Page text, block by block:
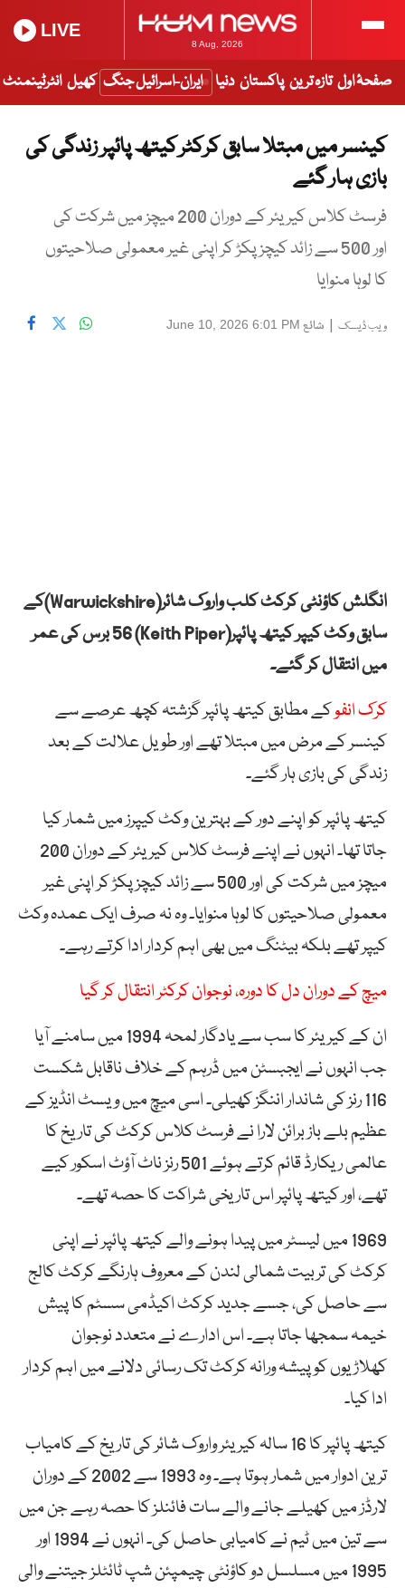
8 Aug, 2026
LIVE
صفحۂ اول تازہ ترین پاکستان دنیا ایران-اسرائیل جنگ کھیل انٹرٹینمنٹ
کینسر میں مبتلا سابق کرکٹر کیتھ پائپر زندگی کی
بازی ہار گئے
فرسٹ کلاس کیریئر کے دوران 200 میچز میں شرکت کی
اور 500 سے زائد کیچز پکڑ کر اپنی غیر معمولی صلاحیتوں
کا لوہا منوایا
ویب ڈیسک | شائع June 10, 2026 6:01 PM
انگلش کاؤنٹی کرکٹ کلب واروک شائر(Warwickshire)کے
سابق وکٹ کیپر کیتھ پائپر(Keith Piper) 56 برس کی عمر
میں انتقال کر گئے۔
کرک انفوکے مطابق کیتھ پائپر گزشتہ کچھ عرصے سے
کینسر کے مرض میں مبتلا تھے اور طویل علالت کے بعد
زندگی کی بازی ہار گئے۔
کیتھ پائپر کو اپنے دور کے بہترین وکٹ کیپرز میں شمار کیا
جاتا تھا۔ انہوں نے اپنے فرسٹ کلاس کیریئر کے دوران 200
میچز میں شرکت کی اور 500 سے زائد کیچز پکڑ کر اپنی غیر
معمولی صلاحیتوں کا لوہا منوایا۔ وہ نہ صرف ایک عمدہ وکٹ
کیپر تھے بلکہ بیٹنگ میں بھی اہم کردار ادا کرتے رہے۔
میچ کے دوران دل کا دورہ، نوجوان کرکٹر انتقال کر گیا
ان کے کیریئر کا سب سے یادگار لمحہ 1994 میں سامنے آیا
جب انہوں نے ایجبسٹن میں ڈرہم کے خلاف ناقابل شکست
116 رنز کی شاندار اننگز کھیلی۔ اسی میچ میں ویسٹ انڈیز کے
عظیم بلے باز برائن لارا نے فرسٹ کلاس کرکٹ کی تاریخ کا
عالمی ریکارڈ قائم کرتے ہوئے 501 رنز ناٹ آؤٹ اسکور کیے
تھے، اور کیتھ پائپر اس تاریخی شراکت کا حصہ تھے۔
1969 میں لیسٹر میں پیدا ہونے والے کیتھ پائپر نے اپنی
کرکٹ کی تربیت شمالی لندن کے معروف ہارنگے کرکٹ کالج
سے حاصل کی، جسے جدید کرکٹ اکیڈمی سسٹم کا پیش
خیمہ سمجھا جاتا ہے۔ اس ادارے نے متعدد نوجوان
کھلاڑیوں کو پیشہ ورانہ کرکٹ تک رسائی دلانے میں اہم کردار
ادا کیا۔
کیتھ پائپر کا 16 سالہ کیریئر واروک شائر کی تاریخ کے کامیاب
ترین ادوار میں شمار ہوتا ہے۔ وہ 1993 سے 2002 کے دوران
لارڈز میں کھیلے جانے والے سات فائنلز کا حصہ رہے جن میں
سے تین میں ٹیم نے کامیابی حاصل کی۔ انہوں نے 1994 اور
1995 میں مسلسل دو کاؤنٹی چیمپئن شپ ٹائٹلز جیتنے والی